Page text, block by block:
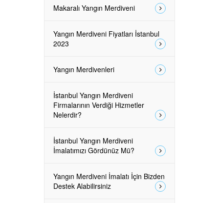
Makaralı Yangın Merdiveni
Yangın Merdiveni Fiyatları İstanbul
2023
Yangın Merdivenleri
İstanbul Yangın Merdiveni
Firmalarının Verdiği Hizmetler
Nelerdir?
İstanbul Yangın Merdiveni
İmalatımızı Gördünüz Mü?
Yangın Merdiveni İmalatı İçin Bizden
Destek Alabilirsiniz